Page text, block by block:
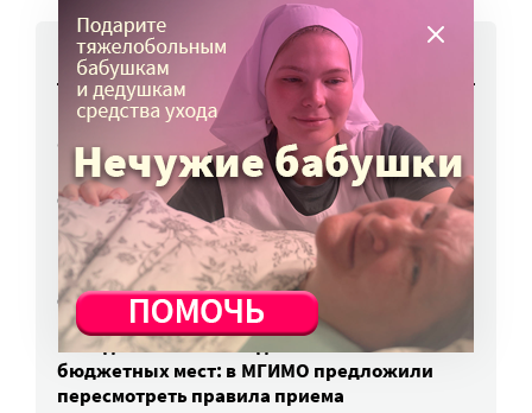
НОВОСТИ
Работы фотографов портала
«Милосердие.ru» представят на выставке
в Переславле-Залесском
6 авг, 16:03
МЧС предупреждает москвичей о грозе
и буре
6 авг, 15:55
Победители олимпиад заняли большинство
бюджетных мест: в МГИМО предложили
пересмотреть правила приема